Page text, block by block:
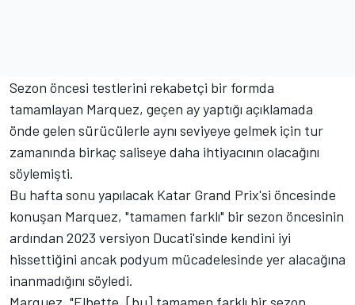
Sezon öncesi testlerini rekabetçi bir formda
tamamlayan Marquez, geçen ay yaptığı açıklamada
önde gelen sürücülerle aynı seviyeye gelmek için tur
zamanında birkaç saliseye daha ihtiyacının olacağını
söylemişti.
Bu hafta sonu yapılacak Katar Grand Prix'si öncesinde
konuşan Marquez, "tamamen farklı" bir sezon öncesinin
ardından 2023 versiyon Ducati'sinde kendini iyi
hissettiğini ancak podyum mücadelesinde yer alacağına
inanmadığını söyledi.